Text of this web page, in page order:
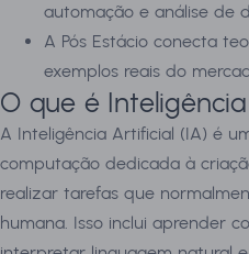
automação e análise de
A Pós Estácio conecta
exemplos reais do
O que é
A Inteligência Artificial (IA) é
computação dedicada à
realizar tarefas que
humana. Isso inclui aprender